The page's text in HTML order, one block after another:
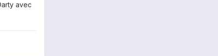
avec